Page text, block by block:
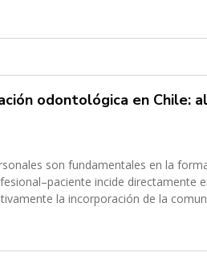
odontológica en Chile:
son fundamentales en la
incide directamente
la incorporación de la